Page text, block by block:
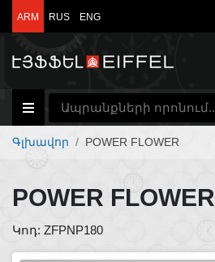
ARM RUS ENG
Գլխավոր POWER FLOWER
POWER FLOWER
Կոդ: ZFPNP180